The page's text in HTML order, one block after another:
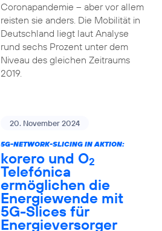
Coronapandemie – aber vor allem
reisten sie anders. Die Mobilität in
Deutschland liegt laut Analyse
rund sechs Prozent unter dem
Niveau des gleichen Zeitraums
2019.
20. November 2024
5G-NETWORK-SLICING IN AKTION:
korero und O2
Telefónica
ermöglichen die
Energiewende mit
5G-Slices für
Energieversorger